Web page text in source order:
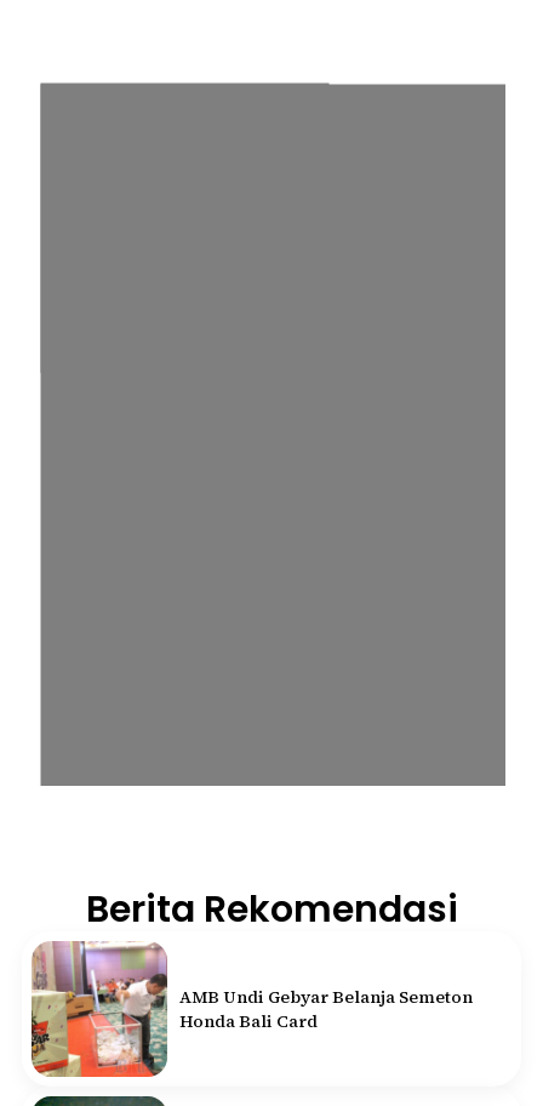
Berita Rekomendasi
AMB Undi Gebyar Belanja Semeton
Honda Bali Card